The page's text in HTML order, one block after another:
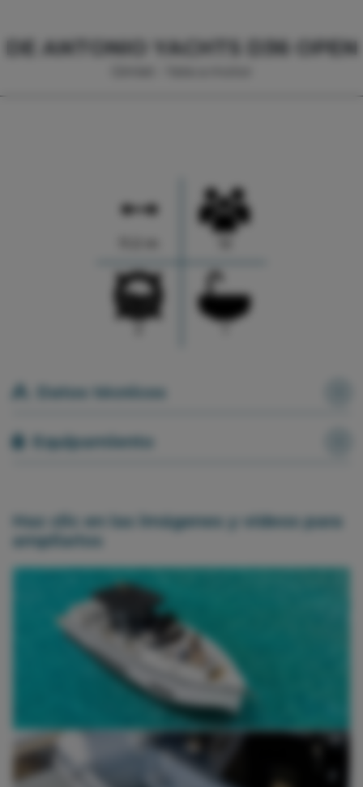
DE ANTONIO YACHTS D36 OPEN
1
Datos técnicos
Equipamiento
Haz clic en las imágenes y vídeos para
ampliarlos